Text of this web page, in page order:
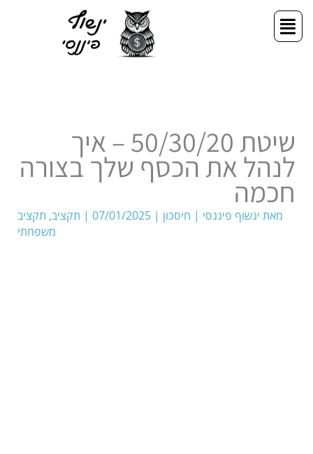
דילוג
לתוכןתפריט
שיטת 50/30/20 – איך
לנהל את הכסף שלך בצורה
חכמה
מאת ינשוף פיננסי | חיסכון |
07/01/2025
| תקציב, תקציב
משפחתי